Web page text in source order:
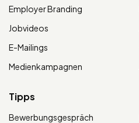
Employer Branding
Jobvideos
E-Mailings
Medienkampagnen
Tipps
Bewerbungsgespräch